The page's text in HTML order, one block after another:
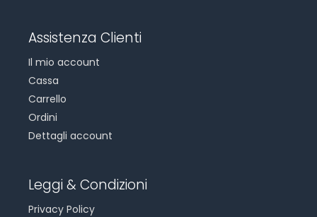
Assistenza Clienti
Il mio account
Cassa
Carrello
Ordini
Dettagli account
Leggi & Condizioni
Privacy Policy